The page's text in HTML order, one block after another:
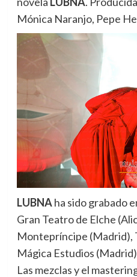
Mónica Naranjo, Pepe
LUBNAha sido grabado
Gran Teatro de Elche
Montepríncipe (Madrid),
Mágica Estudios
Las mezclas y el